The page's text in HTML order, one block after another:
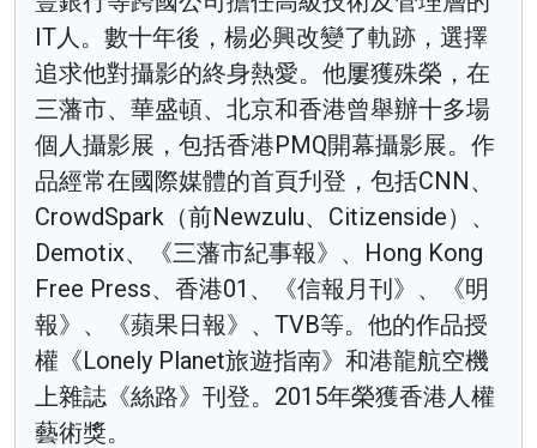
IT人。數十年後，楊必興改變了軌跡，選擇
追求他對攝影的終身熱愛。他屢獲殊榮，在
三藩市、華盛頓、北京和香港曾舉辦十多場
個人攝影展，包括香港PMQ開幕攝影展。作
品經常在國際媒體的首頁刋登，包括CNN、
CrowdSpark（前Newzulu、Citizenside）、
Demotix、《三藩市紀事報》、Hong Kong
Free Press、香港01、《信報月刊》、《明
報》、《蘋果日報》、TVB等。他的作品授
權《Lonely Planet旅遊指南》和港龍航空機
上雜誌《絲路》刊登。2015年榮獲香港人權
藝術獎。